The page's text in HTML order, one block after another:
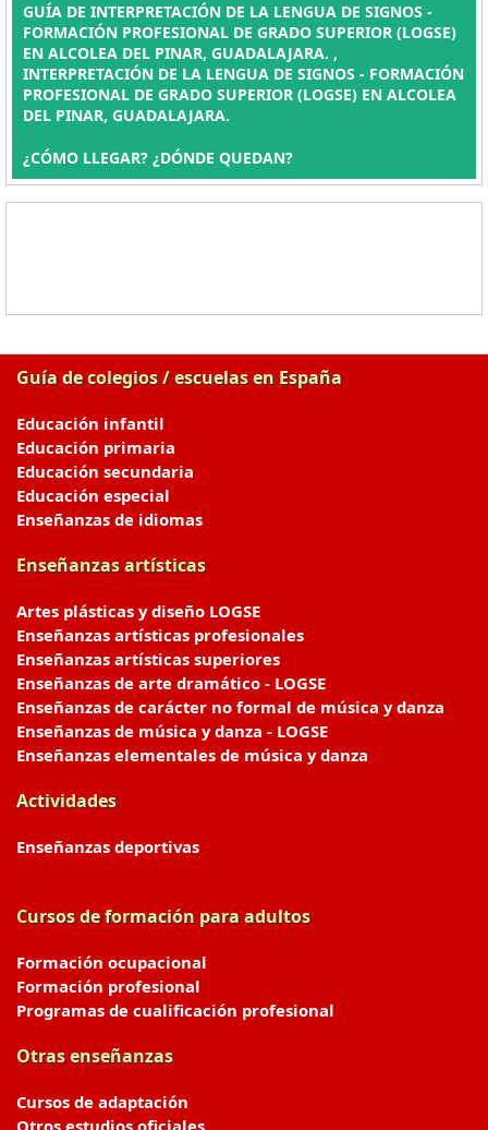
GUÍA DE INTERPRETACIÓN DE LA LENGUA DE SIGNOS -
FORMACIÓN PROFESIONAL DE GRADO SUPERIOR (LOGSE)
EN ALCOLEA DEL PINAR, GUADALAJARA. ,
INTERPRETACIÓN DE LA LENGUA DE SIGNOS - FORMACIÓN
PROFESIONAL DE GRADO SUPERIOR (LOGSE) EN ALCOLEA
DEL PINAR, GUADALAJARA.
¿CÓMO LLEGAR? ¿DÓNDE QUEDAN?
Guía de colegios / escuelas en España
Educación infantil
Educación primaria
Educación secundaria
Educación especial
Enseñanzas de idiomas
Enseñanzas artísticas
Artes plásticas y diseño LOGSE
Enseñanzas artísticas profesionales
Enseñanzas artísticas superiores
Enseñanzas de arte dramático - LOGSE
Enseñanzas de carácter no formal de música y danza
Enseñanzas de música y danza - LOGSE
Enseñanzas elementales de música y danza
Actividades
Enseñanzas deportivas
Cursos de formación para adultos
Formación ocupacional
Formación profesional
Programas de cualificación profesional
Otras enseñanzas
Cursos de adaptación
Otros estudios oficiales